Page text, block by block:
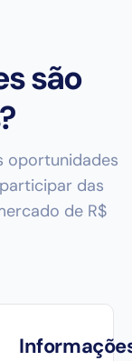
são
oportunidades
das
de R$